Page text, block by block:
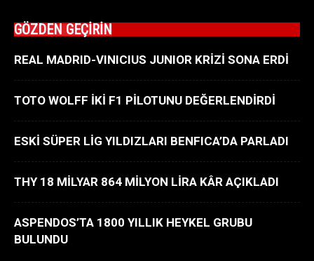
GÖZDEN GEÇİRİN
REAL MADRID-VINICIUS JUNIOR KRİZİ SONA ERDİ
TOTO WOLFF İKİ F1 PİLOTUNU DEĞERLENDİRDİ
ESKİ SÜPER LİG YILDIZLARI BENFICA’DA PARLADI
THY 18 MİLYAR 864 MİLYON LİRA KÂR AÇIKLADI
ASPENDOS’TA 1800 YILLIK HEYKEL GRUBU
BULUNDU